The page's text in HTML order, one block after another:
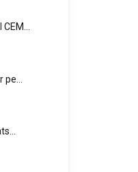
CEM…